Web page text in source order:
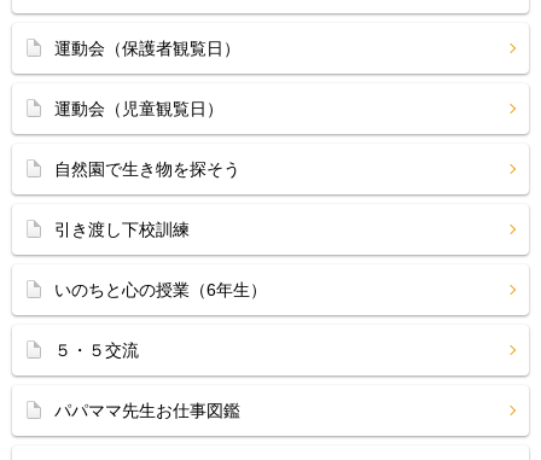
運動会（保護者観覧日）
運動会（児童観覧日）
自然園で生き物を探そう
引き渡し下校訓練
いのちと心の授業（6年生）
５・５交流
パパママ先生お仕事図鑑